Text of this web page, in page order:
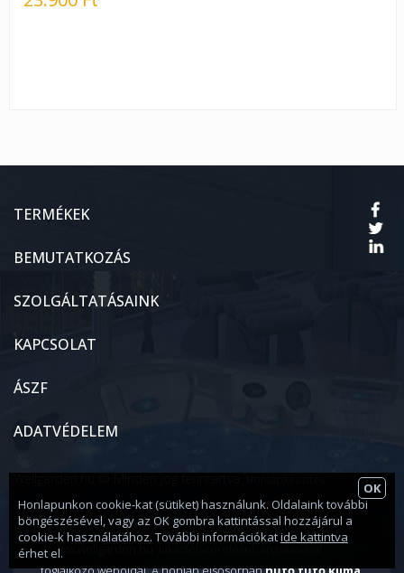
TERMÉKEK
BEMUTATKOZÁS
SZOLGÁLTATÁSAINK
KAPCSOLAT
ÁSZF
ADATVÉDELEM
Wellgarden.hu © Minden jog fenntartva. .
A www.wellgarden.hu lakásfelszerelések árusításával
OK
Honlapunkon cookie-kat (sütiket) használunk. Oldalaink további
böngészésével, vagy az OK gombra kattintással hozzájárul a
cookie-k használatához. További információkatide kattintva
érhet el.